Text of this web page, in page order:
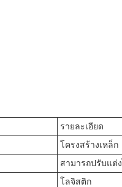
รายละเอียด
โครงสร้างเหล็ก
สามารถปรับแต่
โลจิสติก